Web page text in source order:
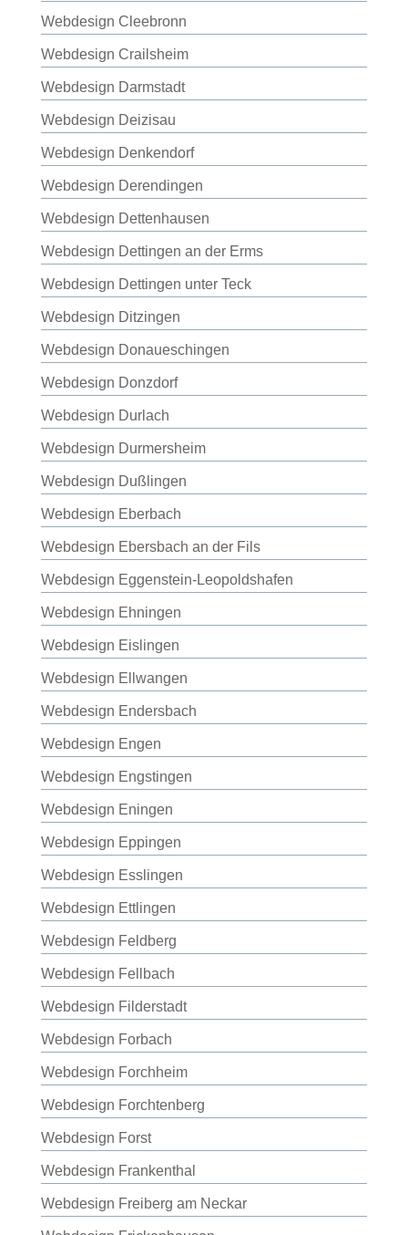
Webdesign Cleebronn
Webdesign Crailsheim
Webdesign Darmstadt
Webdesign Deizisau
Webdesign Denkendorf
Webdesign Derendingen
Webdesign Dettenhausen
Webdesign Dettingen an der Erms
Webdesign Dettingen unter Teck
Webdesign Ditzingen
Webdesign Donaueschingen
Webdesign Donzdorf
Webdesign Durlach
Webdesign Durmersheim
Webdesign Dußlingen
Webdesign Eberbach
Webdesign Ebersbach an der Fils
Webdesign Eggenstein-Leopoldshafen
Webdesign Ehningen
Webdesign Eislingen
Webdesign Ellwangen
Webdesign Endersbach
Webdesign Engen
Webdesign Engstingen
Webdesign Eningen
Webdesign Eppingen
Webdesign Esslingen
Webdesign Ettlingen
Webdesign Feldberg
Webdesign Fellbach
Webdesign Filderstadt
Webdesign Forbach
Webdesign Forchheim
Webdesign Forchtenberg
Webdesign Forst
Webdesign Frankenthal
Webdesign Freiberg am Neckar